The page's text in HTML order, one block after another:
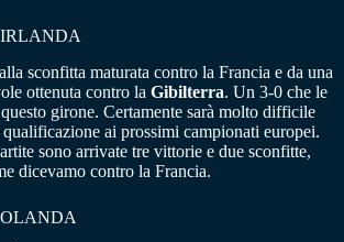
sconfitta maturata contro la Francia e da una
ottenuta contro la Gibilterra. Un 3-0 che le
girone. Certamente sarà molto difficile
ai prossimi campionati europei.
sono arrivate tre vittorie e due sconfitte,
dicevamo contro la Francia.